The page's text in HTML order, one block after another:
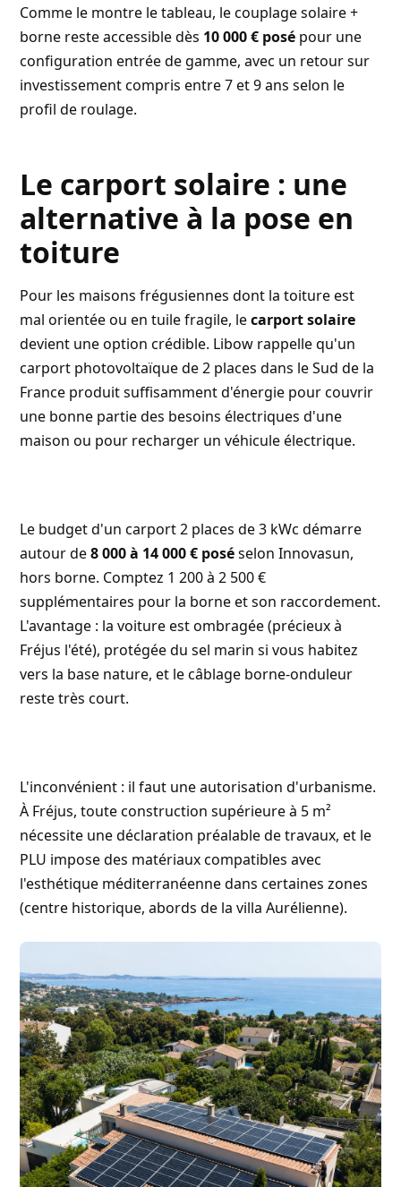
Comme le montre le tableau, le couplage solaire +
borne reste accessible dès 10 000 € posé pour une
configuration entrée de gamme, avec un retour sur
investissement compris entre 7 et 9 ans selon le
profil de roulage.
Le carport solaire : une
alternative à la pose en
toiture
Pour les maisons frégusiennes dont la toiture est
mal orientée ou en tuile fragile, lecarport solaire
devient une option crédible. Libow rappelle qu'un
carport photovoltaïque de 2 places dans le Sud de la
France produit suffisamment d'énergie pour couvrir
une bonne partie des besoins électriques d'une
maison ou pour recharger un véhicule électrique.
Le budget d'un carport 2 places de 3 kWc démarre
autour de8 000 à 14 000 € poséselon Innovasun,
hors borne. Comptez 1 200 à 2 500 €
supplémentaires pour la borne et son raccordement.
L'avantage : la voiture est ombragée (précieux à
Fréjus l'été), protégée du sel marin si vous habitez
vers la base nature, et le câblage borne-onduleur
reste très court.
L'inconvénient : il faut une autorisation d'urbanisme.
À Fréjus, toute construction supérieure à 5 m²
nécessite une déclaration préalable de travaux, et le
PLU impose des matériaux compatibles avec
l'esthétique méditerranéenne dans certaines zones
(centre historique, abords de la villa Aurélienne).